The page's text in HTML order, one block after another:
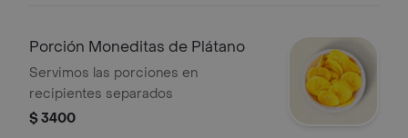
Porción Moneditas de Plátano
Servimos las porciones en
recipientes separados
$ 3400